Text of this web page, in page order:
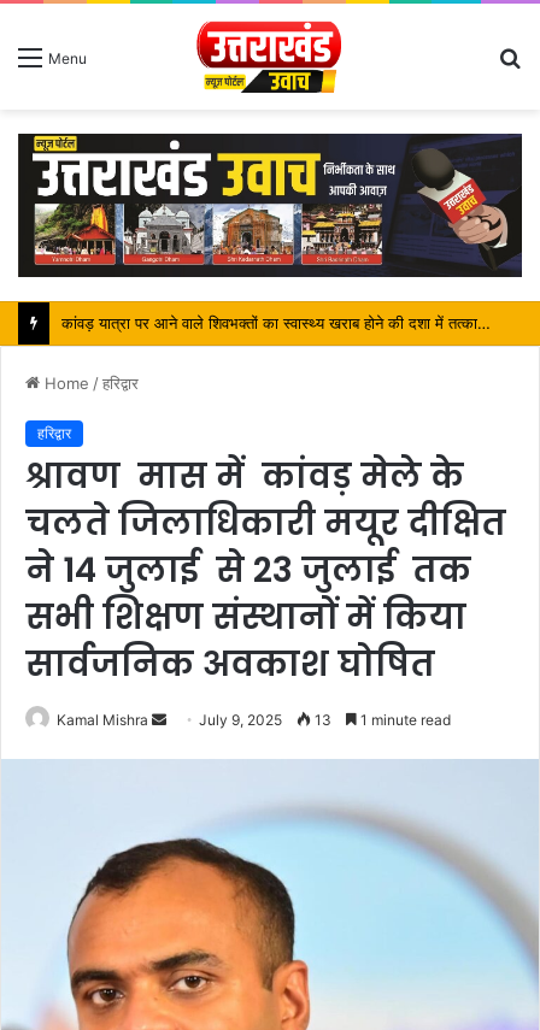
Menu
कॉवड़ियों की सेवा सहयोग करना हम सभी का कर्तव्य-महंत बिष्णु दास
Home /हरिद्वार
हरिद्वार
श्रावण मास में कांवड़ मेले के
चलते जिलाधिकारी मयूर दीक्षित
ने 14 जुलाई से 23 जुलाई तक
सभी शिक्षण संस्थानों में किया
सार्वजनिक अवकाश घोषित
Kamal Mishra
SendJuly 9, 2025 13 1 minute read